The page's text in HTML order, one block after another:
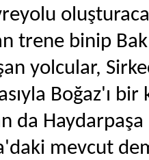
trene binip
yolcular,
Boğaz'ı
da Haydarpaşa
mevcut